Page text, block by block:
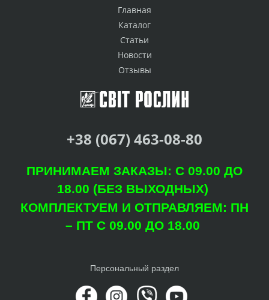
Главная
Каталог
Статьи
Новости
Отзывы
+38 (067) 463-08-80
ПРИНИМАЕМ ЗАКАЗЫ: С 09.00 ДО
18.00 (БЕЗ ВЫХОДНЫХ)
КОМПЛЕКТУЕМ И ОТПРАВЛЯЕМ: ПН
– ПТ С 09.00 ДО 18.00
Персональный раздел